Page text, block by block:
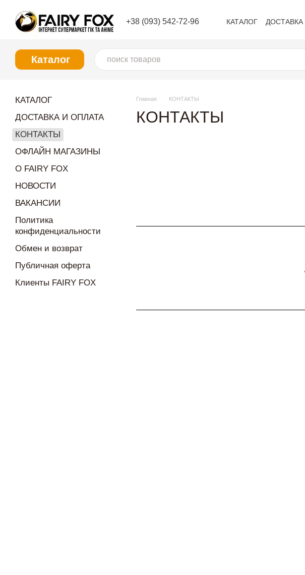
+38 (093) 542-72-96 КАТАЛОГ
Каталог
Главная КОНТАКТЫ
КОНТАКТЫ
КАТАЛОГ
ДОСТАВКА И ОПЛАТА
КОНТАКТЫ
ОФЛАЙН МАГАЗИНЫ
О FAIRY FOX
НОВОСТИ
ВАКАНСИИ
Политика
конфиденциальности
Обмен и возврат
Публичная оферта
Клиенты FAIRY FOX